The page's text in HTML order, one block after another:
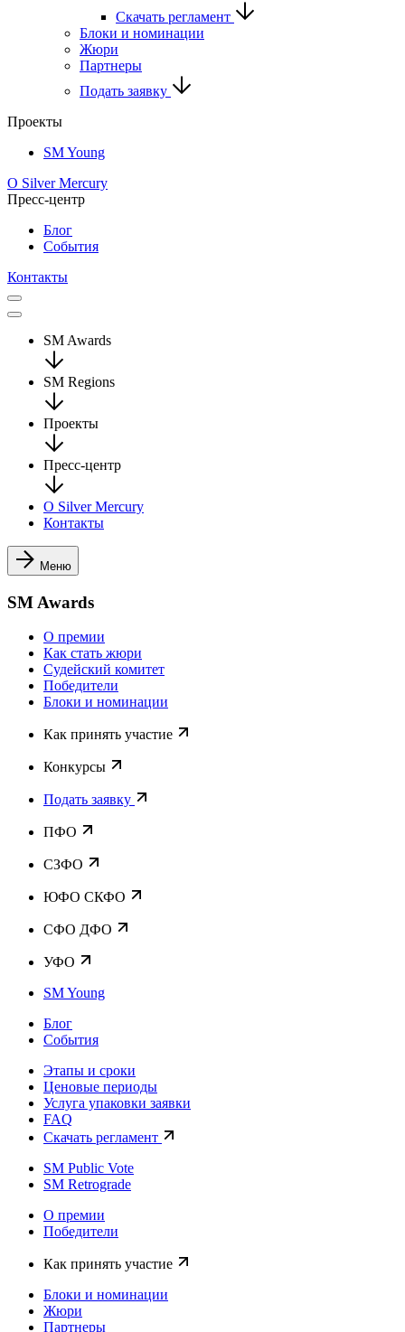
Скачать регламент
Блоки и номинации
Жюри
Партнеры
Подать заявку
Проекты
SM Young
О Silver Mercury
Пресс-центр
Блог
События
Контакты
SM Awards
SM Regions
Проекты
Пресс-центр
О Silver Mercury
Контакты
Меню
SM Awards
О премии
Как стать жюри
Судейский комитет
Победители
Блоки и номинации
Как принять участие
Конкурсы
Подать заявку
ПФО
СЗФО
ЮФО СКФО
CФО ДФО
УФО
SM Young
Блог
События
Этапы и сроки
Ценовые периоды
Услуга упаковки заявки
FAQ
Скачать регламент
SM Public Vote
SM Retrograde
О премии
Победители
Как принять участие
Блоки и номинации
Жюри
Партнеры